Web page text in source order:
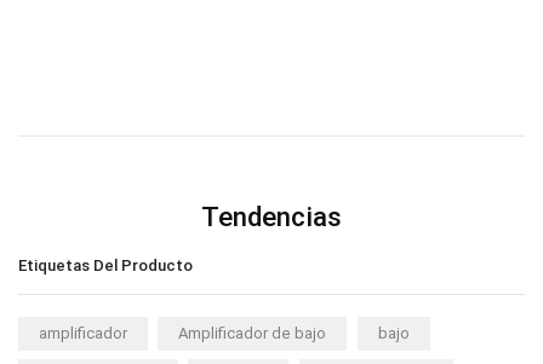
Tendencias
Etiquetas Del Producto
amplificador Amplificador de bajo bajo